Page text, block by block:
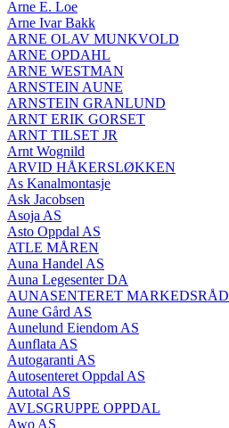
Arne E. Loe
Arne Ivar Bakk
ARNE OLAV MUNKVOLD
ARNE OPDAHL
ARNE WESTMAN
ARNSTEIN AUNE
ARNSTEIN GRANLUND
ARNT ERIK GORSET
ARNT TILSET JR
Arnt Wognild
ARVID HÅKERSLØKKEN
As Kanalmontasje
Ask Jacobsen
Asoja AS
Asto Oppdal AS
ATLE MÅREN
Auna Handel AS
Auna Legesenter DA
AUNASENTERET MARKEDSRÅD
Aune Gård AS
Aunelund Eiendom AS
Aunflata AS
Autogaranti AS
Autosenteret Oppdal AS
Autotal AS
AVLSGRUPPE OPPDAL
Awo AS